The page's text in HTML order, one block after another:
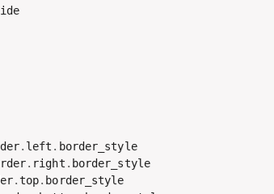
. left . border_style
. right . border_style
.top. border_style